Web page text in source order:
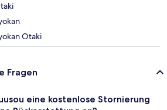
Otaki
Fragen
eine kostenlose Stornierung